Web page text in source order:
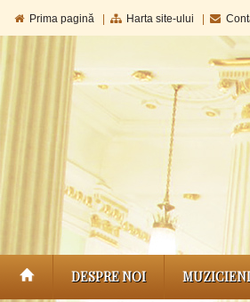
Prima pagină Harta site-ului
DESPRE NOI MUZICIENI